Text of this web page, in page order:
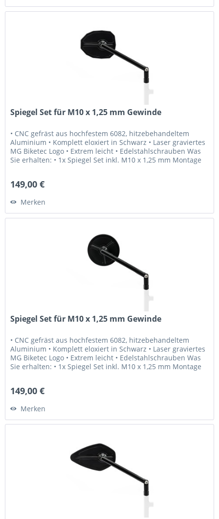
Spiegel Set für M10 x 1,25 mm Gewinde
• CNC gefräst aus hochfestem 6082, hitzebehandeltem
Aluminium • Komplett eloxiert in Schwarz • Laser graviertes
MG Biketec Logo • Extrem leicht • Edelstahlschrauben Was
Sie erhalten: • 1x Spiegel Set inkl. M10 x 1,25 mm Montage
149,00 €
Merken
Spiegel Set für M10 x 1,25 mm Gewinde
• CNC gefräst aus hochfestem 6082, hitzebehandeltem
Aluminium • Komplett eloxiert in Schwarz • Laser graviertes
MG Biketec Logo • Extrem leicht • Edelstahlschrauben Was
Sie erhalten: • 1x Spiegel Set inkl. M10 x 1,25 mm Montage
149,00 €
Merken